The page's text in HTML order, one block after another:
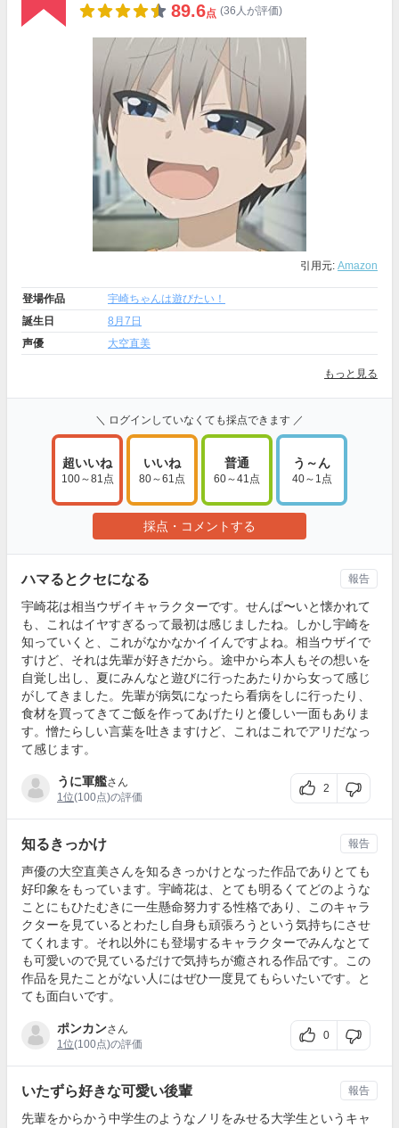
89.6点 (36人が評価)
引用元: Amazon
登場作品
宇崎ちゃんは遊びたい！
誕生日
8月7日
声優
大空直美
もっと見る
＼ ログインしていなくても採点できます ／
超いいね
100～81点
いいね
80～61点
普通
60～41点
う～ん
40～1点
採点・コメントする
ハマるとクセになる
宇崎花は相当ウザイキャラクターです。せんぱ〜いと懐かれて
も、これはイヤすぎるって最初は感じましたね。しかし宇崎を
知っていくと、これがなかなかイイんですよね。相当ウザイで
すけど、それは先輩が好きだから。途中から本人もその想いを
自覚し出し、夏にみんなと遊びに行ったあたりから女って感じ
がしてきました。先輩が病気になったら看病をしに行ったり、
食材を買ってきてご飯を作ってあげたりと優しい一面もありま
す。憎たらしい言葉を吐きますけど、これはこれでアリだなっ
て感じます。
うに軍艦さん
1位(100点)の評価
2
報告
知るきっかけ
声優の大空直美さんを知るきっかけとなった作品でありとても
好印象をもっています。宇崎花は、とても明るくてどのような
ことにもひたむきに一生懸命努力する性格であり、このキャラ
クターを見ているとわたし自身も頑張ろうという気持ちにさせ
てくれます。それ以外にも登場するキャラクターでみんなとて
も可愛いので見ているだけで気持ちが癒される作品です。この
作品を見たことがない人にはぜひ一度見てもらいたいです。と
ても面白いです。
ポンカンさん
1位(100点)の評価
0
報告
いたずら好きな可愛い後輩
先輩をからかう中学生のようなノリをみせる大学生というキャ
報告